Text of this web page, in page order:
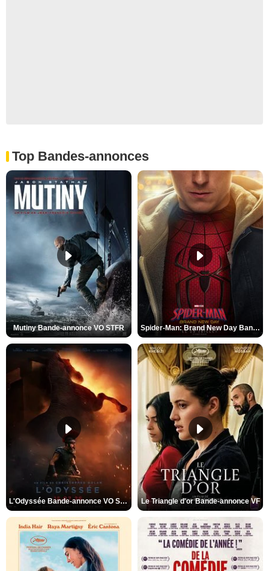
Top Bandes-annonces
Mutiny Bande-annonce VO STFR Spider-Man: Brand New Day Bande-annonce VO STFR
L'Odyssée Bande-annonce VO STFR Le Triangle d'or Bande-annonce VF